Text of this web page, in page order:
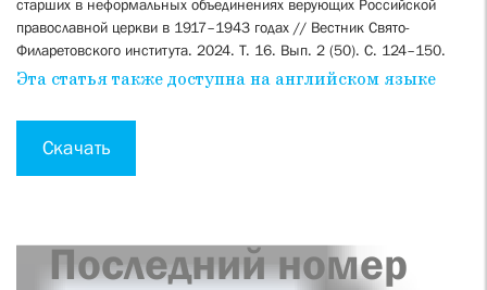
старших в неформальных объединениях верующих Российской
православной церкви в 1917–1943 годах // Вестник Свято-
Филаретовского института. 2024. Т. 16. Вып. 2 (50). С. 124–150.
Эта статья также доступна на английском языке
Скачать
Последний номер